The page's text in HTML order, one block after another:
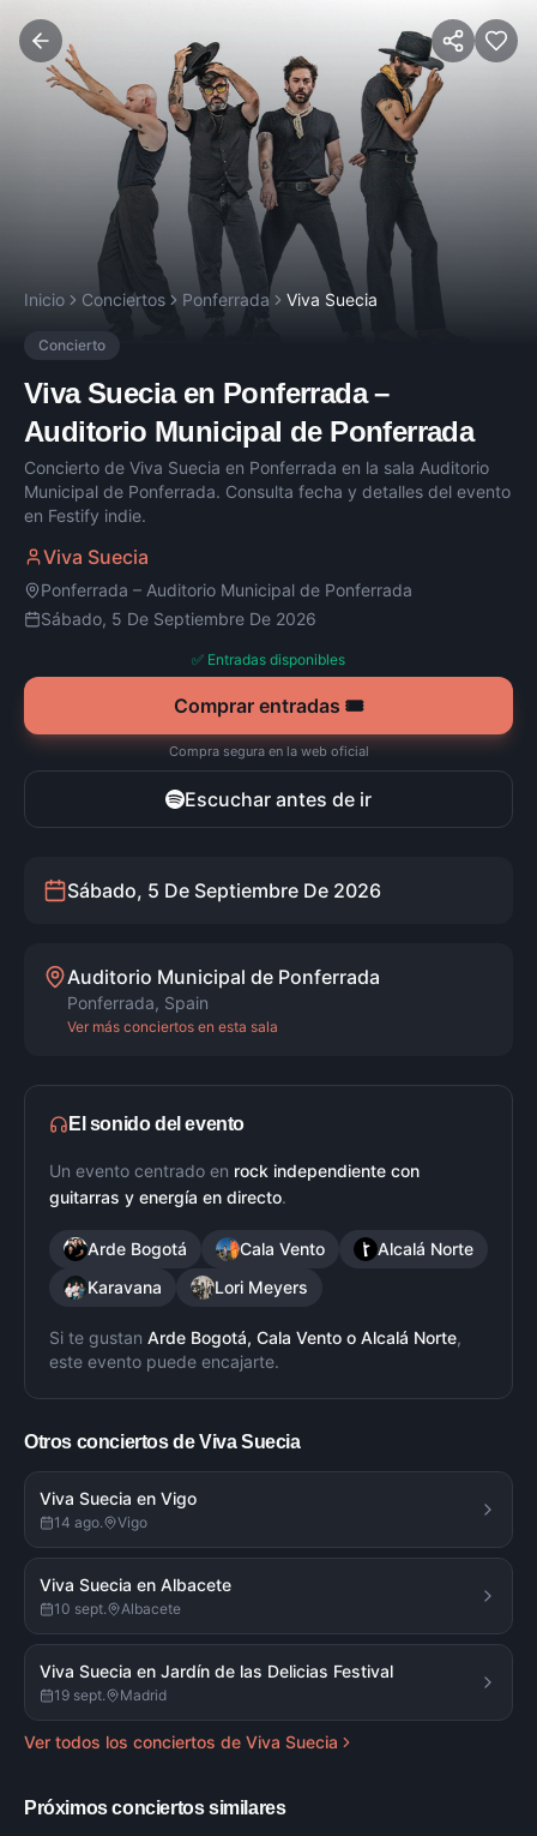
Inicio Conciertos Ponferrada Viva Suecia
Concierto
Viva Sueciaen Ponferrada–
Auditorio Municipal de Ponferrada
Concierto de Viva Suecia en Ponferrada en la sala Auditorio
Municipal de Ponferrada. Consulta fecha y detalles del evento
en Festify indie.
Viva Suecia
Ponferrada – Auditorio Municipal de Ponferrada
Sábado, 5 De Septiembre De 2026
✅ Entradas disponibles
Comprar entradas 🎟️
Compra segura en la web oficial
Escuchar antes de ir
Sábado, 5 De Septiembre De 2026
Auditorio Municipal de Ponferrada
Ponferrada, Spain
Ver más conciertos en esta sala
El sonido del evento
Un evento centrado en rock independiente con
guitarras y energía en directo.
Arde Bogotá Cala Vento
Alcalá Norte
Karavana
Lori Meyers
Si te gustan Arde Bogotá, Cala Vento o Alcalá Norte,
este evento puede encajarte.
Otros conciertos deViva Suecia
Viva Suecia en Vigo
14 ago. Vigo
Viva Suecia en Albacete
10 sept. Albacete
Viva Suecia en Jardín de las Delicias Festival
19 sept. Madrid
Ver todos los conciertos de Viva Suecia
Próximos conciertos similares